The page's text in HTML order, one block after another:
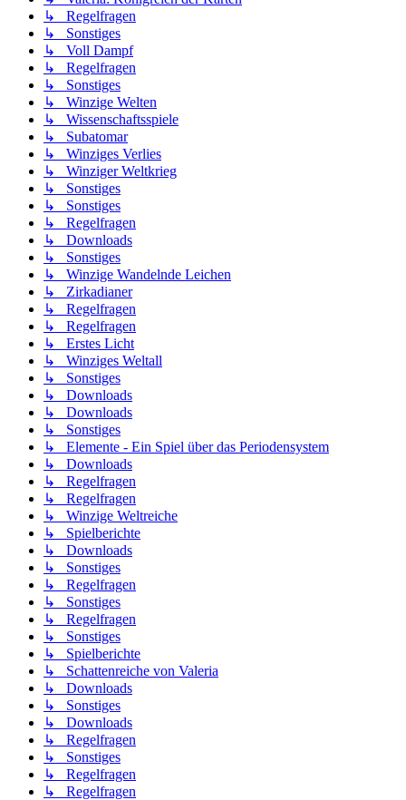
↳ Regelfragen
↳ Sonstiges
↳ Voll Dampf
↳ Regelfragen
↳ Sonstiges
↳ Winzige Welten
↳ Wissenschaftsspiele
↳ Subatomar
↳ Winziges Verlies
↳ Winziger Weltkrieg
↳ Sonstiges
↳ Sonstiges
↳ Regelfragen
↳ Downloads
↳ Sonstiges
↳ Winzige Wandelnde Leichen
↳ Zirkadianer
↳ Regelfragen
↳ Regelfragen
↳ Erstes Licht
↳ Winziges Weltall
↳ Sonstiges
↳ Downloads
↳ Downloads
↳ Sonstiges
↳ Elemente - Ein Spiel über das Periodensystem
↳ Downloads
↳ Regelfragen
↳ Regelfragen
↳ Winzige Weltreiche
↳ Spielberichte
↳ Downloads
↳ Sonstiges
↳ Regelfragen
↳ Sonstiges
↳ Regelfragen
↳ Sonstiges
↳ Spielberichte
↳ Schattenreiche von Valeria
↳ Downloads
↳ Sonstiges
↳ Downloads
↳ Regelfragen
↳ Sonstiges
↳ Regelfragen
↳ Regelfragen